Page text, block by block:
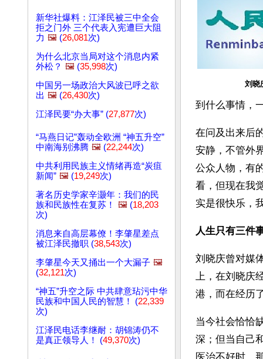
新华社爆料：江泽民被三中全会
拒之门外 三个代表入宪遭巨大阻
力 🖼️ (26,081次)
为什么北京当局对这个消息内紧
外松？ 🖼️ (35,998次)
中国另一场政治大风波已呼之欲
出 🖼️ (26,430次)
江泽民要“办大事” (27,877次)
“马燕日记”轰动全欧洲 “神五升空”
中南海别沸腾 🖼️ (22,244次)
中共利用民族主义情绪再造“炭疽
新闻” 🖼️ (19,249次)
著名历史学家辛灏年：我们的民
族和民族性在复苏！
🖼️ (18,203
次)
消息来自高层幕僚！李肇星差点
被江泽民撤职 (38,543次)
李肇星今天又捅出一个大漏子 🖼️
(32,121次)
“神五”升空之际 中共肆意玷污中华
民族和中国人民的智慧！ (22,339
次)
江泽民电话李继耐：胡锦涛仍不
是真正领导人！ (49,370次)
刘晓
到什么事情，
在问及出来后
安静，不管外
公众人物，有
看，但现在我
实是很快乐，
人生只有三件
刘晓庆曾对媒
上，在刘晓庆
港，而在经历
当今社会恰恰
深；但当自己